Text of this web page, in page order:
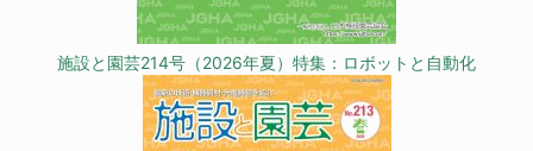
施設と園芸214号（2026年夏）特集：ロボットと自動化